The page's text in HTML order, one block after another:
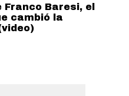
Franco Baresi, el
cambió la